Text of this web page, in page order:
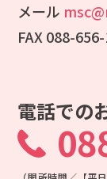
メール
FAX 088-
電話での